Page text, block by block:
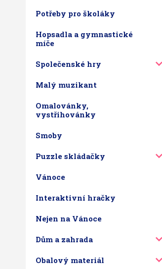
Potřeby pro školáky
Hopsadla a gymnastické
míče
Společenské hry
Malý muzikant
Omalovánky,
vystřihovánky
Smoby
Puzzle skládačky
Vánoce
Interaktivní hračky
Nejen na Vánoce
Dům a zahrada
Obalový materiál